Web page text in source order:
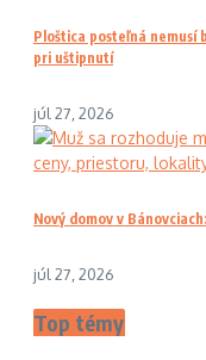
Ploštica posteľná nemusí
pri uštipnutí
júl 27, 2026
Nový domov v
júl 27, 2026
Top témy